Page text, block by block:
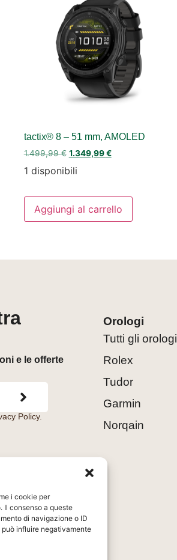
i cookie per
Il consenso a queste
di navigazione o ID
influire negativamente
tactix® 8 – 51 mm, AMOLED
1.499,99€ 1.349,99€
1 disponibili
Aggiungi al carrello
e le offerte
Policy.
Orologi
Tutti gli orologi
Rolex
Tudor
Garmin
Norqain